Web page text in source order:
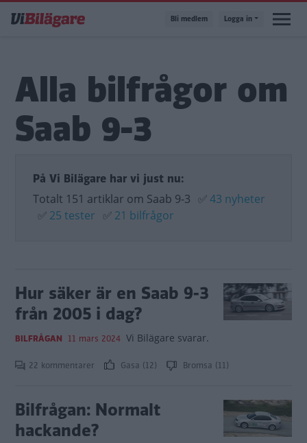
till
Bli medlem Logga in
Alla bilfrågor om
Saab 9-3
På Vi Bilägare har vi just nu:
Totalt 151 artiklar om Saab 9-3 ✅43 nyheter
✅ 25 tester ✅ 21 bilfrågor
Hur säker är en Saab 9-3
från 2005 i dag?
BILFRÅGAN 11 mars 2024 Vi Bilägare svarar.
22 kommentarer Gasa (12) Bromsa (11)
Bilfrågan: Normalt
hackande?